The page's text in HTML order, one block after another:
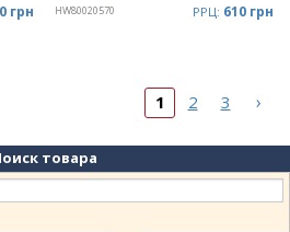
грн HW80020570 РРЦ: 610 грн
1 2 3 ›
товара